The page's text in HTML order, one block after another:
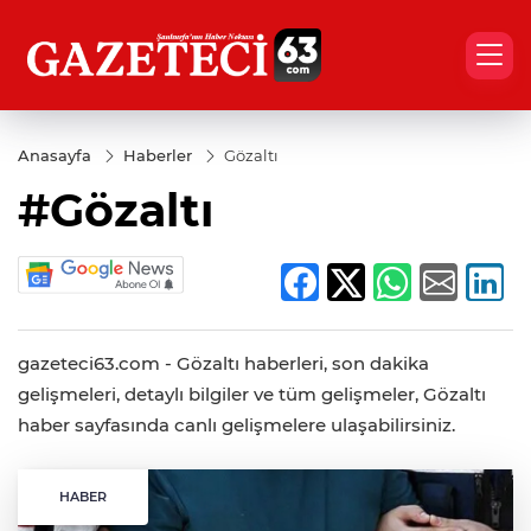
Anasayfa Haberler Gözaltı
#Gözaltı
gazeteci63.com - Gözaltı haberleri, son dakika
gelişmeleri, detaylı bilgiler ve tüm gelişmeler, Gözaltı
haber sayfasında canlı gelişmelere ulaşabilirsiniz.
HABER